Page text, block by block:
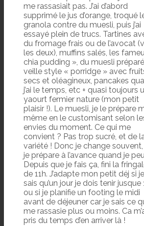
me rassasiait pas. J’ai d’abord
supprimé le jus d’orange, troqué
granola contre du muesli, puis j’ai
essayé plein de trucs. Tartines
du fromage frais ou de l’avocat
les deux), muffins salés, les
chia pudding », du muesli
veille style « porridge » avec
secs et oléagineux, pancakes
j’ai le temps, etc + quasi toujours
yaourt fermier nature (mon petit
plaisir !). Le muesli, je le prépare
même en le customisant selon
envies du moment. Ce qui me
convient ? Pas trop sucré, et de
variété ! Donc je change
je prépare à l’avance quand je
Depuis que je fais ça, fini la
de 11h. J’adapte mon petit déj si je
sais qu’un jour je dois tenir jusque
ou si je planifie un footing le midi
avant de déjeuner car je sais ce
me rassasie plus ou moins. Ca
pris du temps d’en arriver là !